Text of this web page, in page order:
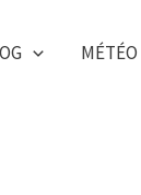
MÉTÉO